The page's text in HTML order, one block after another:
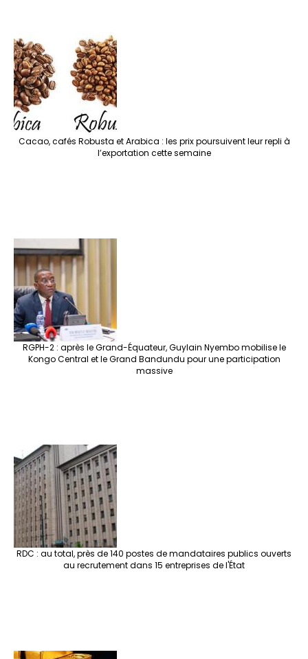
Cacao, cafés Robusta et Arabica : les prix poursuivent leur repli à
l’exportation cette semaine
RGPH-2 : après le Grand-Équateur, Guylain Nyembo mobilise le
Kongo Central et le Grand Bandundu pour une participation
massive
RDC : au total, près de 140 postes de mandataires publics ouverts
au recrutement dans 15 entreprises de l'État